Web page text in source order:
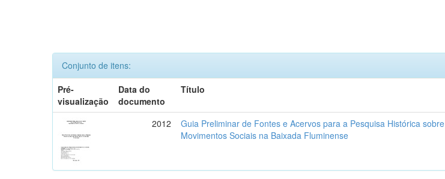
Conjunto de itens:
Pré-
visualização
Data do
documento
Título
2012
Guia Preliminar de Fontes e Acervos para a Pesquisa Histórica sobre
Movimentos Sociais na Baixada Fluminense